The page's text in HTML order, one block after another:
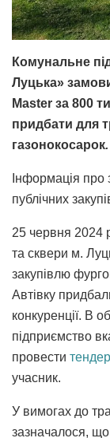
Комунальне
Луцька»
Master за 800
придбати для
газонокосарок.
Інформація про
публічних
25 червня 2024
та сквери м.
закупівлю
Автівку
конкуренції. В
підприємство
провести тендер
учасник.
У вимогах до
зазначалося,